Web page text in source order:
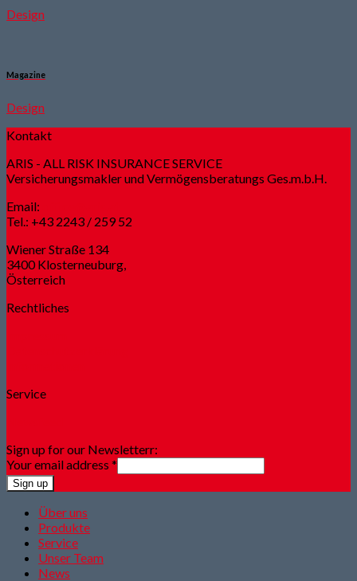
Design
Magazine
Design
Kontakt
ARIS - ALL RISK INSURANCE SERVICE
Versicherungsmakler und Vermögensberatungs Ges.m.b.H.
Email:
Tel.: +43 2243 / 259 52
Wiener Straße 134
3400 Klosterneuburg,
Österreich
Rechtliches
Service
Sign up for our Newsletterr:
Your email address *
Sign up
Über uns
Produkte
Service
Unser Team
News